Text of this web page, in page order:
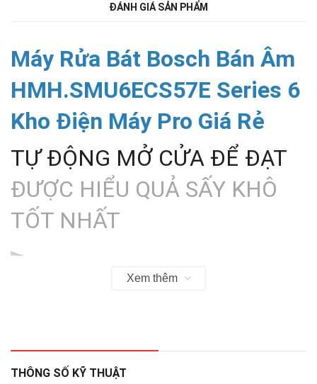
ĐÁNH GIÁ SẢN PHẨM
Máy Rửa Bát Bosch Bán Âm
HMH.SMU6ECS57E Series 6
Kho Điện Máy Pro Giá Rẻ
TỰ ĐỘNG MỞ CỬA ĐỂ ĐẠT
ĐƯỢC HIỂU QUẢ SẤY KHÔ
TỐT NHẤT
Xem thêm
THÔNG SỐ KỸ THUẬT